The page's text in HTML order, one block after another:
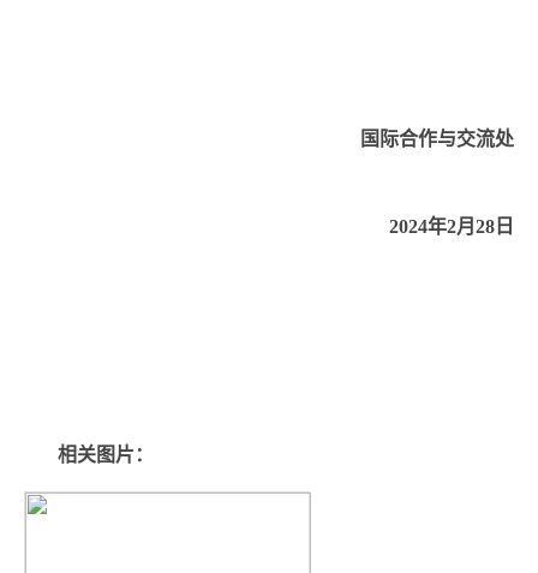
国际合作与交流处
2024年2月 28 日
相关图片：